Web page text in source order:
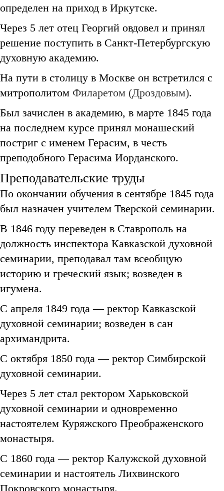
определен на приход в Иркутске.
Через 5 лет отец Георгий овдовел и принял
решение поступить в Санкт-Петербургскую
духовную академию.
На пути в столицу в Москве он встретился с
митрополитом Филаретом (Дроздовым).
Был зачислен в академию, в марте 1845 года
на последнем курсе принял монашеский
постриг с именем Герасим, в честь
преподобного Герасима Иорданского.
Преподавательские труды
По окончании обучения в сентябре 1845 года
был назначен учителем Тверской семинарии.
В 1846 году переведен в Ставрополь на
должность инспектора Кавказской духовной
семинарии, преподавал там всеобщую
историю и греческий язык; возведен в
игумена.
С апреля 1849 года — ректор Кавказской
духовной семинарии; возведен в сан
архимандрита.
C октября 1850 года — ректор Симбирской
духовной семинарии.
Через 5 лет стал ректором Харьковской
духовной семинарии и одновременно
настоятелем Куряжского Преображенского
монастыря.
С 1860 года — ректор Калужской духовной
семинарии и настоятель Лихвинского
Покровского монастыря.